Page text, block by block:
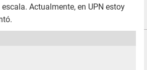
Actualmente, en UPN estoy